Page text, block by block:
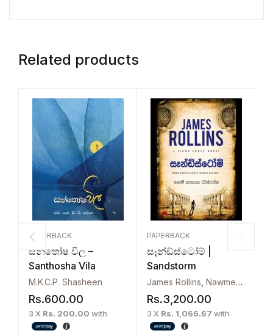
Related products
PAPERBACK
සන්තෝෂ විල –
Santhosha Vila
M.K.C.P. Shasheen
Rs.600.00
3 X Rs. 200.00 with
PAPERBACK
සෑන්ඩ්ස්ටෝම් |
Sandstorm
James Rollins Nawmee Kathyana Dharmarathna
Rs.3,200.00
3 X Rs. 1,066.67 with